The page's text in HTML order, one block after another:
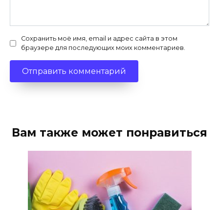
Сохранить моё имя, email и адрес сайта в этом
браузере для последующих моих комментариев.
Вам также может понравиться